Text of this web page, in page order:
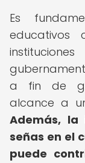
Es
educativos
a fin de
alcance a
Además,
señas en el
puede